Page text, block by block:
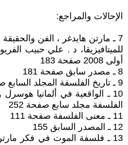
الإحالات والمراجع:
7 ـ مارتن هايدغر ، الفن والحقيقة
للميتافيزيقا، د . علي حبيب
أولى 2008 صفحة 183
8 ـ مصدر سابق صفحة 181
9 ـ تاريخ الفلسفة المجلد السابع صفحة 252
10 ـ الواقعية في ألمانيا
الفلسفة مجلد سابع صفحة 252
11 ـ معنى الفلسفة صفحة 111
12 ـ المصدر السابق 155
13 ـ فلسفة الموت في فكر